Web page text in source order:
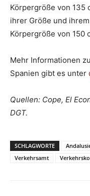
Körpergröße von 135
ihrer Größe und
Körpergröße von 150
Mehr Informationen
Spanien gibt es unter
Quellen: Cope, El
DGT.
SCHLAGWORTE
Verkehrsamt